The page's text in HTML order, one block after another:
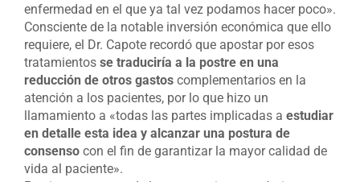
enfermedad en el que ya tal vez podamos hacer poco».
Consciente de la notable inversión económica que ello
requiere, el Dr. Capote recordó que apostar por esos
tratamientos se traduciría a la postre en una
reducción de otros gastos complementarios en la
atención a los pacientes, por lo que hizo un
llamamiento a «todas las partes implicadas a estudiar
en detalle esta idea y alcanzar una postura de
consenso con el fin de garantizar la mayor calidad de
vida al paciente».